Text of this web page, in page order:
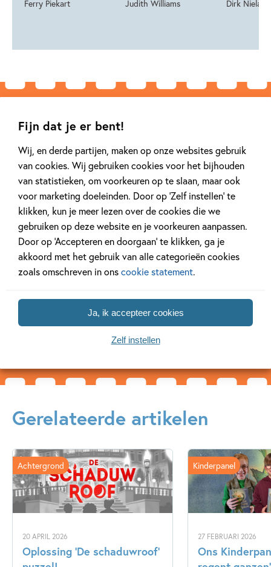
Fijn dat je er bent!
Wij, en derde partijen, maken op onze websites gebruik
van cookies. Wij gebruiken cookies voor het bijhouden
van statistieken, om voorkeuren op te slaan, maar ook
voor marketing doeleinden. Door op ‘Zelf instellen’ te
klikken, kun je meer lezen over de cookies die we
gebruiken op deze website en je voorkeuren aanpassen.
Door op ‘Accepteren en doorgaan’ te klikken, ga je
akkoord met het gebruik van alle categorieën cookies
zoals omschreven in onscookie statement.
Ja, ik accepteer cookies
Zelf instellen
Ferry Piekart Judith Williams Dirk
Over de makers
Annet Jacobs
Als kind wilde Annet
Jacobs zeemeermin
worden. Of schrijfster.
Het werd dat laatste.
Annet Jacobs
debuteerde in 2012 bij
Lees meer
Gerelateerde artikelen
20 APRIL 2026
Oplossing ‘De schaduwroof’
Achtergrond
27 FEBRUARI 2026
Ons
Kinderpanel